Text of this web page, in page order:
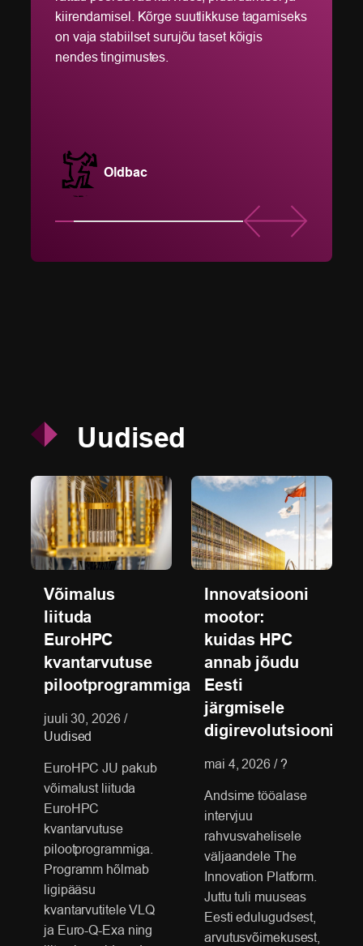
kiirendamisel. Kõrge suutlikkuse tagamiseks
on vaja stabiilset surujõu taset kõigis
nendes tingimustes.
Oldbac
Uudised
Võimalus
liituda
EuroHPC
kvantarvutuse
pilootprogrammiga
juuli 30, 2026 /
Uudised
EuroHPC JU pakub
võimalust liituda
EuroHPC
kvantarvutuse
pilootprogrammiga.
Programm hõlmab
ligipääsu
kvantarvutitele VLQ
ja Euro-Q-Exa ning
Innovatsiooni
mootor:
kuidas HPC
annab jõudu
Eesti
järgmisele
digirevolutsioonile
mai 4, 2026 /?
Andsime tööalase
intervjuu
rahvusvahelisele
väljaandele The
Innovation Platform.
Juttu tuli muuseas
Eesti edulugudsest,
arvutusvõimekusest,